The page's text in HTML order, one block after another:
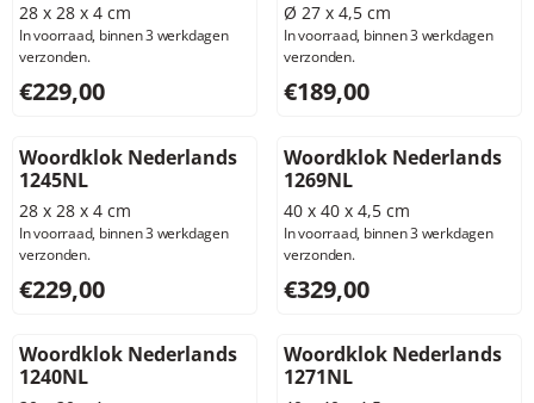
28 x 28 x 4 cm
In voorraad, binnen 3 werkdagen
verzonden.
Prijs: 229,00, exclusief btw: 189,26
€229,00
Ø 27 x 4,5 cm
In voorraad, binnen 3 werkdagen
verzonden.
Prijs: 189,00, exclusief btw:
€189,00
Woordklok Nederlands
1245NL
28 x 28 x 4 cm
In voorraad, binnen 3 werkdagen
verzonden.
Prijs: 229,00, exclusief btw: 189,26
€229,00
Woordklok Nederlands
1269NL
40 x 40 x 4,5 cm
In voorraad, binnen 3 werkdagen
verzonden.
Prijs: 329,00, exclusief btw:
€329,00
Woordklok Nederlands
1240NL
Woordklok Nederlands
1271NL